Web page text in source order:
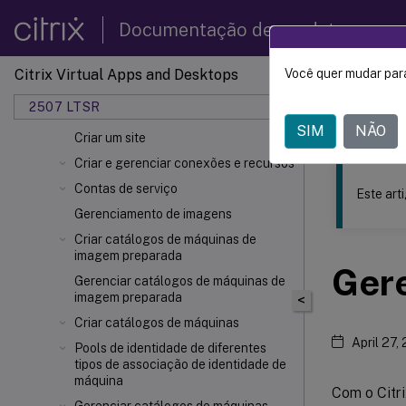
Documentação de produtos
Citrix Virtual Apps and Desktops
2507 LTSR
Identidades de máquina
Instalar componentes principais
Instalar VDAs
Criar um site
Criar e gerenciar conexões e recursos
Contas de serviço
Gerenciamento de imagens
Criar catálogos de máquinas de
imagem preparada
Gerenciar catálogos de máquinas de
imagem preparada
Criar catálogos de máquinas
Pools de identidade de diferentes
tipos de associação de identidade de
máquina
Este
Citrix
<
Este
April 27,
Com o
Você quer mudar
SIM NÃO